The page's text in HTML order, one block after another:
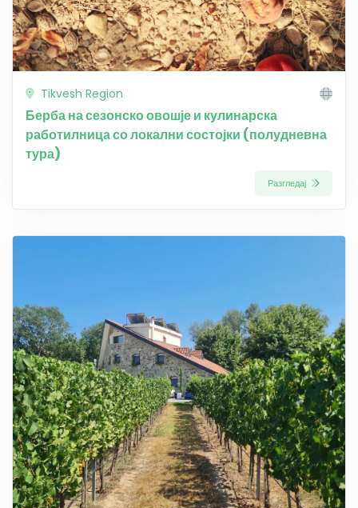
Tikvesh Region
Берба на сезонско овошје и кулинарска
работилница со локални состојки (полудневна
тура)
Разгледај